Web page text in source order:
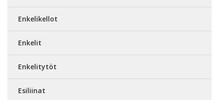
Enkelikellot
Enkelit
Enkelitytöt
Esiliinat